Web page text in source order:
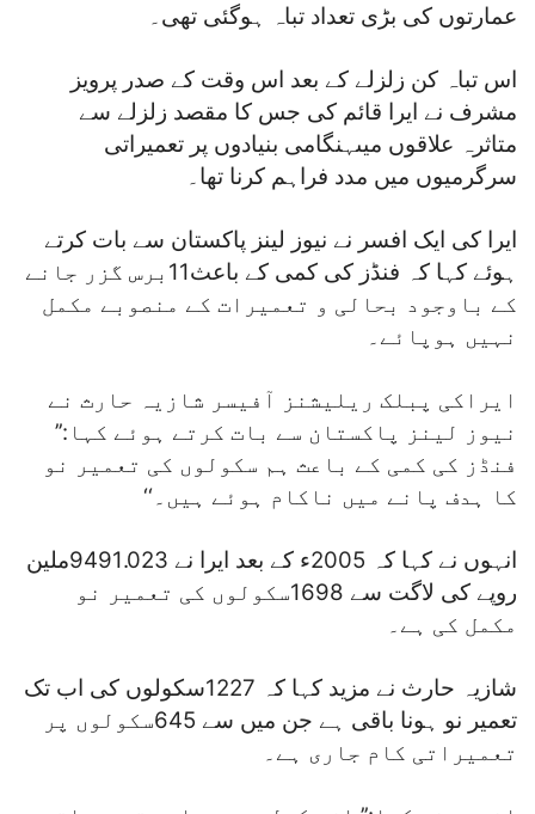
عمارتوں کی بڑی تعداد تباہ ہوگئی تھی۔
اس تباہ کن زلزلے کے بعد اس وقت کے صدر پرویز
مشرف نے ایرا قائم کی جس کا مقصد زلزلے سے
متاثرہ علاقوں میںہنگامی بنیادوں پر تعمیراتی
سرگرمیوں میں مدد فراہم کرنا تھا۔
ایرا کی ایک افسر نے نیوز لینز پاکستان سے بات کرتے
ہوئے کہا کہ فنڈز کی کمی کے باعث11برس گزر جانے
کے باوجود بحالی و تعمیرات کے منصوبے مکمل
نہیں ہوپائے۔
ایراکی پبلک ریلیشنز آفیسر شازیہ حارث نے
نیوز لینز پاکستان سے بات کرتے ہوئے کہا:’’
فنڈز کی کمی کے باعث ہم سکولوں کی تعمیر نو
کا ہدف پانے میں ناکام ہوئے ہیں۔‘‘
انہوں نے کہا کہ 2005ء کے بعد ایرا نے 9491.023ملین
روپے کی لاگت سے 1698سکولوں کی تعمیر نو
مکمل کی ہے۔
شازیہ حارث نے مزید کہا کہ 1227سکولوں کی اب تک
تعمیر نو ہونا باقی ہے جن میں سے 645سکولوں پر
تعمیراتی کام جاری ہے۔